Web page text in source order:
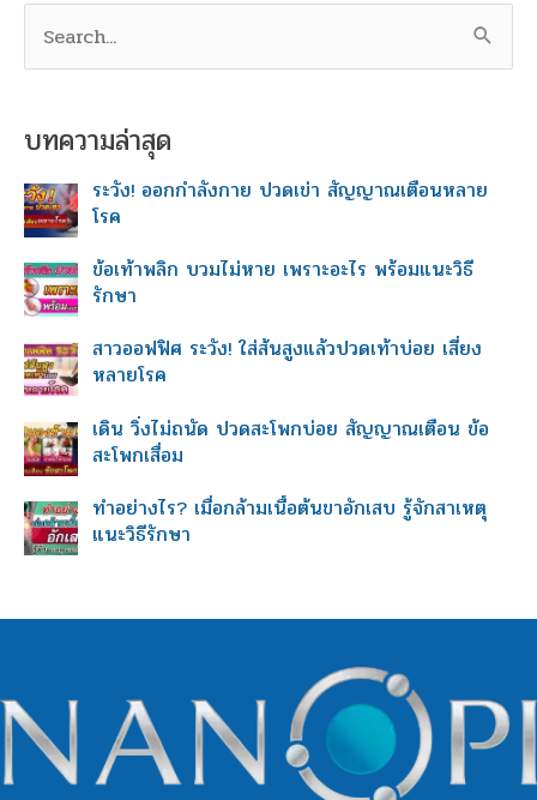
c
f
o
r
:
บทความล่าสุด
ระวัง! ออกกำลังกาย ปวดเข่า สัญญาณเตือนหลาย
โรค
ข้อเท้าพลิก บวมไม่หาย เพราะอะไร พร้อมแนะวิธี
รักษา
สาวออฟฟิศ ระวัง! ใส่ส้นสูงแล้วปวดเท้าบ่อย เสี่ยง
หลายโรค
เดิน วิ่งไม่ถนัด ปวดสะโพกบ่อย สัญญาณเตือน ข้อ
สะโพกเสื่อม
ทำอย่างไร? เมื่อกล้ามเนื้อต้นขาอักเสบ รู้จักสาเหตุ
แนะวิธีรักษา